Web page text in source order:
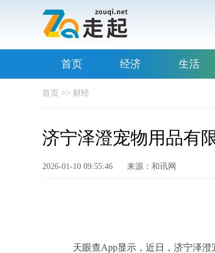
首页 经济 生活
首页 >> 财经
济宁泽澄宠物用品有
2026-01-10 09:55:46 来源：和讯网
天眼查App显示，近日，济宁泽